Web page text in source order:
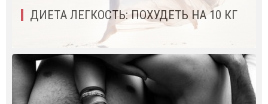
ДИЕТА ЛЕГКОСТЬ: ПОХУДЕТЬ НА 10 КГ